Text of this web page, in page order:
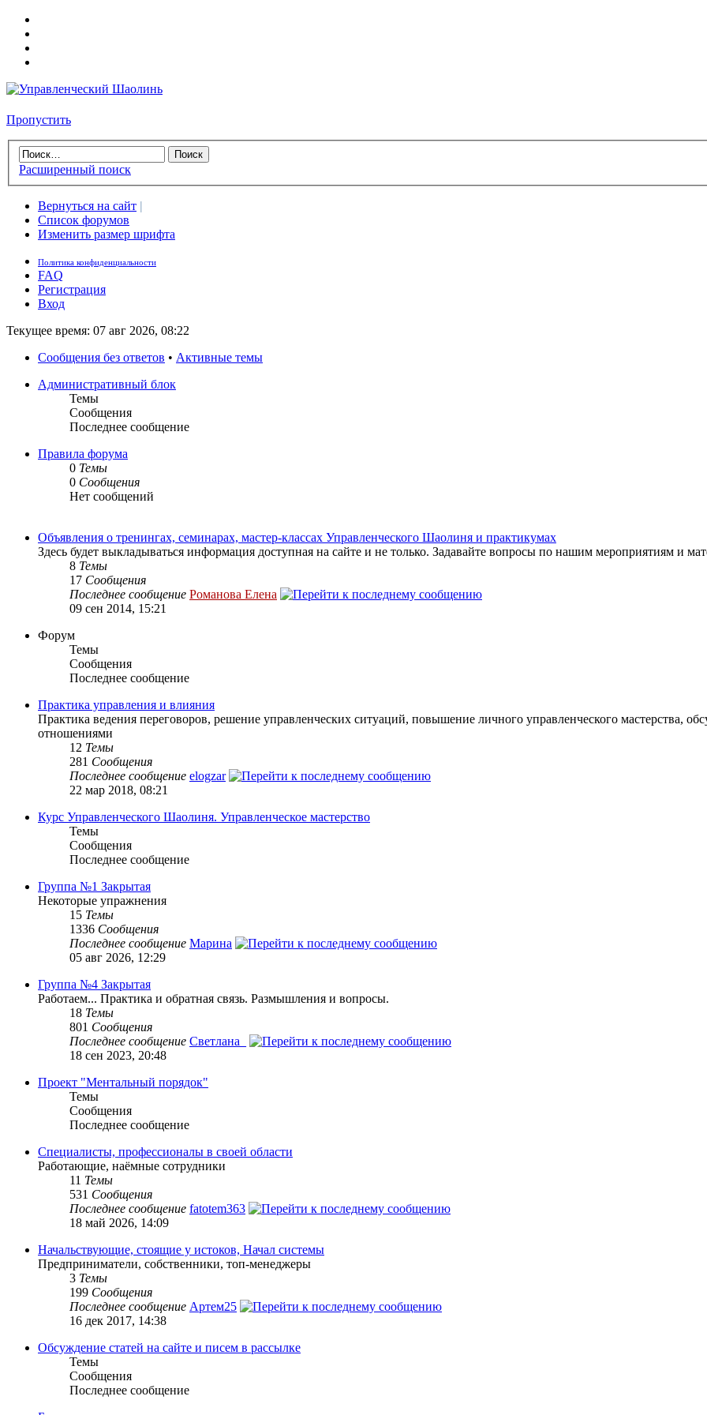
Пропустить
Расширенный поиск
Вернуться на сайт |
Список форумов
Изменить размер шрифта
Политика конфиденциальности
FAQ
Регистрация
Вход
Текущее время: 07 авг 2026, 08:22
Сообщения без ответов • Активные темы
Административный блок
Темы
Сообщения
Последнее сообщение
Правила форума
0 Темы
0 Сообщения
Нет сообщений
Объявления о тренингах, семинарах, мастер-классах Управленческого Шаолиня и практикумах
Здесь будет выкладываться информация доступная на сайте и не только. Задавайте вопросы по нашим мероприятиям и
8 Темы
17 Сообщения
Последнее сообщение Романова Елена
09 сен 2014, 15:21
Форум
Темы
Сообщения
Последнее сообщение
Практика управления и влияния
Практика ведения переговоров, решение управленческих ситуаций, повышение личного управленческого мастерства,
отношениями
12 Темы
281 Сообщения
Последнее сообщение elogzar
22 мар 2018, 08:21
Курс Управленческого Шаолиня. Управленческое мастерство
Темы
Сообщения
Последнее сообщение
Группа №1 Закрытая
Некоторые упражнения
15 Темы
1336 Сообщения
Последнее сообщение Марина
05 авг 2026, 12:29
Группа №4 Закрытая
Работаем... Практика и обратная связь. Размышления и вопросы.
18 Темы
801 Сообщения
Последнее сообщение Светлана_
18 сен 2023, 20:48
Проект "Ментальный порядок"
Темы
Сообщения
Последнее сообщение
Специалисты, профессионалы в своей области
Работающие, наёмные сотрудники
11 Темы
531 Сообщения
Последнее сообщение fatotem363
18 май 2026, 14:09
Начальствующие, стоящие у истоков, Начал системы
Предприниматели, собственники, топ-менеджеры
3 Темы
199 Сообщения
Последнее сообщение Артем25
16 дек 2017, 14:38
Обсуждение статей на сайте и писем в рассылке
Темы
Сообщения
Последнее сообщение